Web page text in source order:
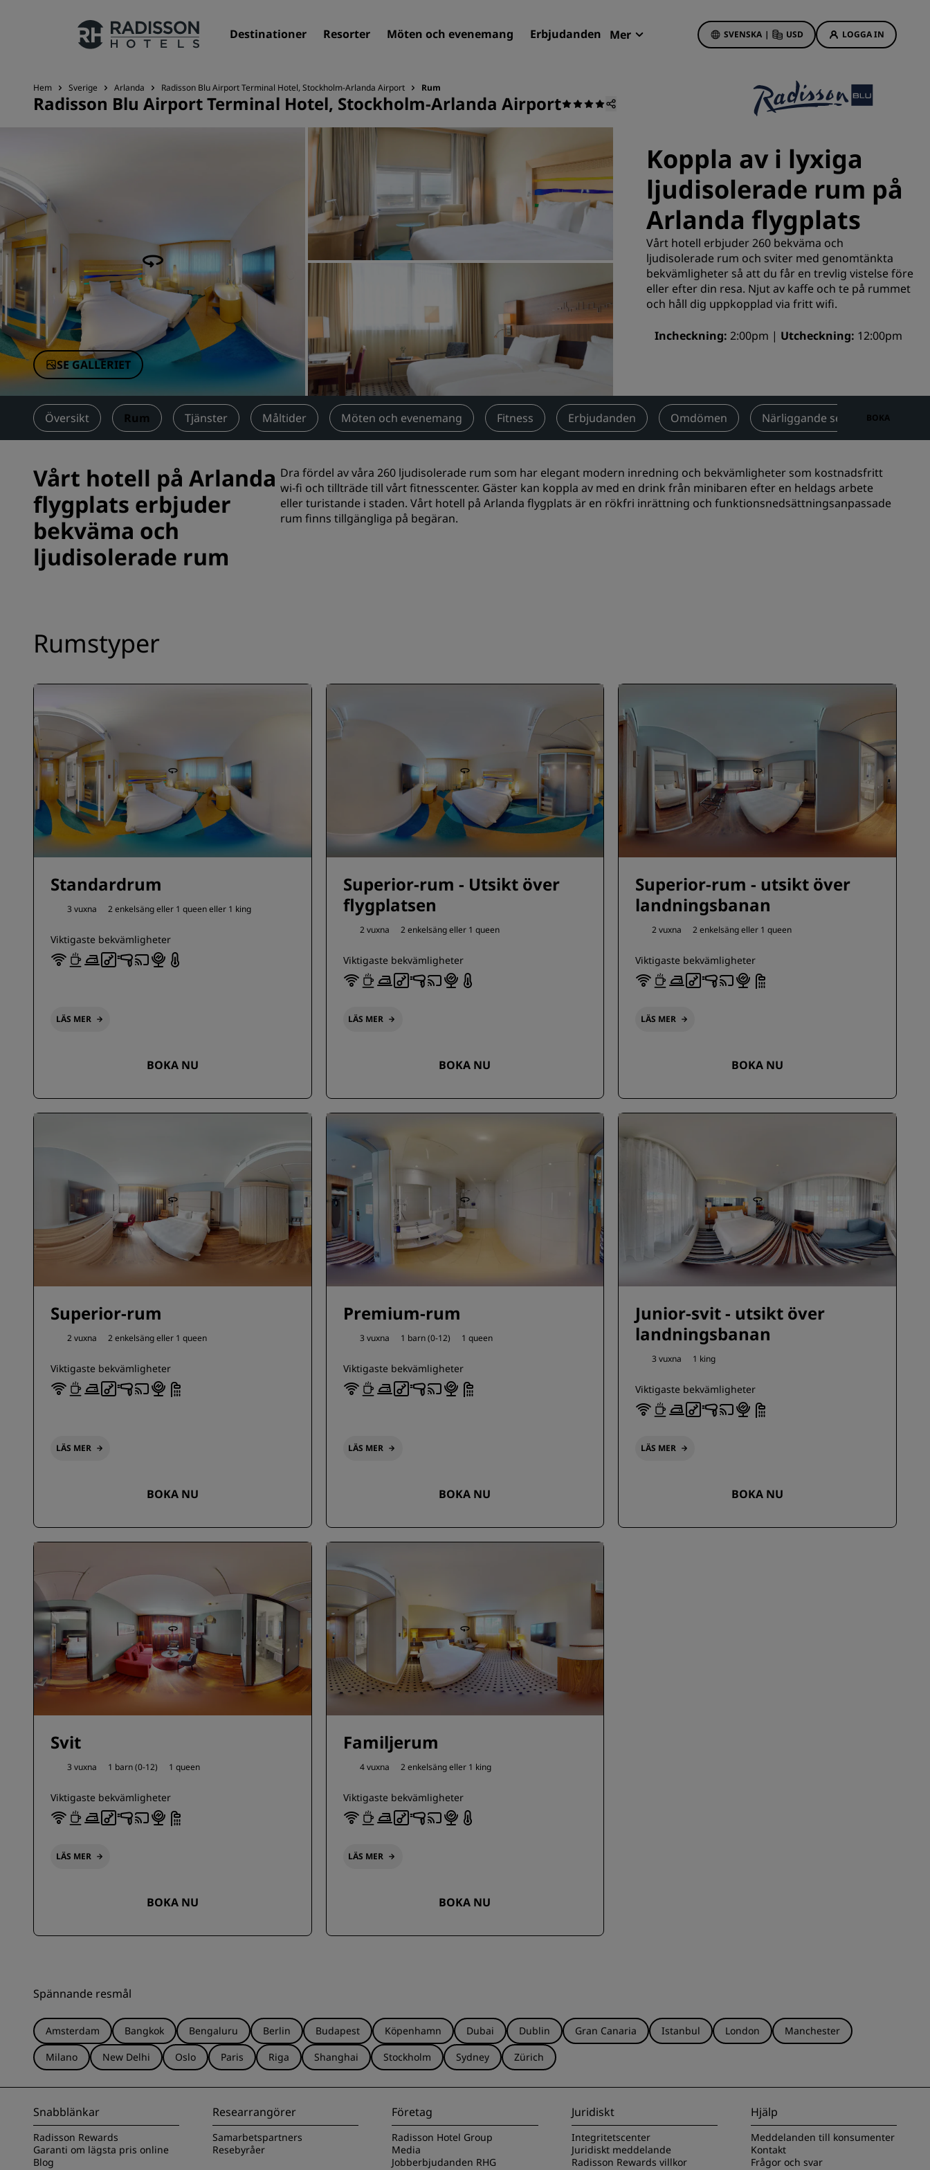
Destinationer Resorter Möten och evenemang Erbjudanden Mer SVENSKA | USD LOGGA IN
Våra märken
Närstående företag i Kina
Sök efter hotell
Destinationer
Servicelägenheter
Flygplatshotell
Nya och kommande hotell
Möten och evenemang
Upptäck Radisson Meetings
Boka en möteslokal
Begär en offert
Evenemangsdestinationer
Branschlösningar
Sök flyg
Sök flyg
Måltider
Sök efter en restaurang
Hotellerbjudanden
Första gången gillt
Deals of the Day
Förhandsboka
Se våra paket
Reseidéer
Familjevänliga hotell
Rad Pets
Bröllopslokaler
Affärsresenär
Hotell i centrum
Besök vår blogg
Radisson Rewards
Upptäck Radisson Rewards
Hem Sverige Arlanda Radisson Blu Airport Terminal Hotel, Stockholm-Arlanda Airport Rum
Radisson Blu Airport Terminal Hotel, Stockholm-Arlanda Airport
SE GALLERIET
Koppla av i lyxiga
ljudisolerade rum på
Arlanda flygplats
Vårt hotell erbjuder 260 bekväma och
ljudisolerade rum och sviter med genomtänkta
bekvämligheter så att du får en trevlig vistelse före
eller efter din resa. Njut av kaffe och te på rummet
och håll dig uppkopplad via fritt wifi.
Incheckning 2:00pm Utcheckning 12:00pm
Översikt Rum Tjänster Måltider Möten och evenemang Fitness Erbjudanden Omdömen Närliggande sevärdheter
BOKA
Vårt hotell på Arlanda
flygplats erbjuder
bekväma och
ljudisolerade rum
Dra fördel av våra 260 ljudisolerade rum som har elegant modern inredning och bekvämligheter som kostnadsfritt
wi-fi och tillträde till vårt fitnesscenter. Gäster kan koppla av med en drink från minibaren efter en heldags arbete
eller turistande i staden. Vårt hotell på Arlanda flygplats är en rökfri inrättning och funktionsnedsättningsanpassade
rum finns tillgängliga på begäran.
Rumstyper
Standardrum
3 vuxna 2 enkelsäng eller 1 queen eller 1 king
Viktigaste bekvämligheter
LÄS MER
BOKA NU
Superior-rum - Utsikt över
flygplatsen
2 vuxna 2 enkelsäng eller 1 queen
Viktigaste bekvämligheter
LÄS MER
BOKA NU
Superior-rum - utsikt över
landningsbanan
2 vuxna 2 enkelsäng eller 1 queen
Viktigaste bekvämligheter
LÄS MER
BOKA NU
Superior-rum
2 vuxna 2 enkelsäng eller 1 queen
Viktigaste bekvämligheter
LÄS MER
BOKA NU
Premium-rum
3 vuxna 1 barn (0-12) 1 queen
Viktigaste bekvämligheter
LÄS MER
BOKA NU
Junior-svit - utsikt över
landningsbanan
3 vuxna 1 king
Viktigaste bekvämligheter
LÄS MER
BOKA NU
Svit
3 vuxna 1 barn (0-12) 1 queen
Viktigaste bekvämligheter
LÄS MER
BOKA NU
Familjerum
4 vuxna 2 enkelsäng eller 1 king
Viktigaste bekvämligheter
LÄS MER
BOKA NU
Spännande resmål
Amsterdam Bangkok Bengaluru Berlin Budapest Köpenhamn Dubai Dublin Gran Canaria Istanbul London
Manchester
Milano
New Delhi Oslo Paris Riga Shanghai Stockholm Sydney Zürich
Snabblänkar
Radisson Rewards
Garanti om lägsta pris online
Blog
Researrangörer
Samarbetspartners
Resebyråer
Företag
Radisson Hotel Group
Media
Jobberbjudanden RHG
Juridiskt
Integritetscenter
Juridiskt meddelande
Radisson Rewards villkor
Hjälp
Meddelanden till konsumenter
Kontakt
Frågor och svar